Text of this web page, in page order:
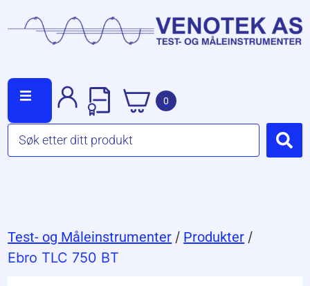
0
Test- og Måleinstrumenter / Produkter /
Ebro TLC 750 BT